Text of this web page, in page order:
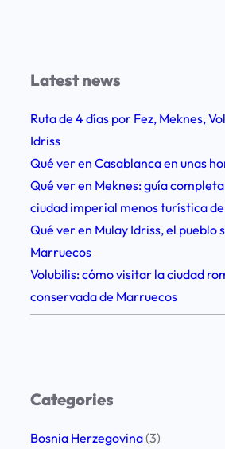
i
e
a
r
i
o
p
e
r
p
Latest news
Ruta de 4 días por Fez, Meknes,
Idriss
Qué ver en Casablanca en unas
Qué ver en Meknes: guía
ciudad imperial menos turística
Qué ver en Mulay Idriss, el pueblo
Marruecos
Volubilis: cómo visitar la ciudad
conservada de Marruecos
Categories
Bosnia Herzegovina(3)